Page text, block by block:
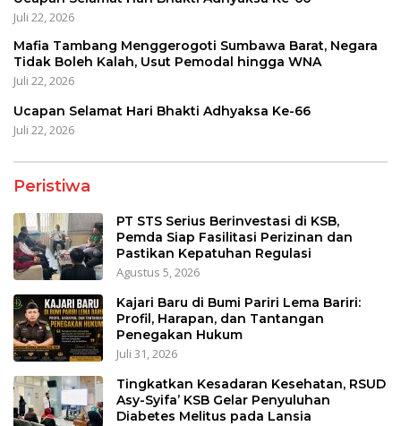
Juli 22, 2026
Mafia Tambang Menggerogoti Sumbawa Barat, Negara
Tidak Boleh Kalah, Usut Pemodal hingga WNA
Juli 22, 2026
Ucapan Selamat Hari Bhakti Adhyaksa Ke-66
Juli 22, 2026
Peristiwa
PT STS Serius Berinvestasi di KSB,
Pemda Siap Fasilitasi Perizinan dan
Pastikan Kepatuhan Regulasi
Agustus 5, 2026
Kajari Baru di Bumi Pariri Lema Bariri:
Profil, Harapan, dan Tantangan
Penegakan Hukum
Juli 31, 2026
Tingkatkan Kesadaran Kesehatan, RSUD
Asy-Syifa’ KSB Gelar Penyuluhan
Diabetes Melitus pada Lansia